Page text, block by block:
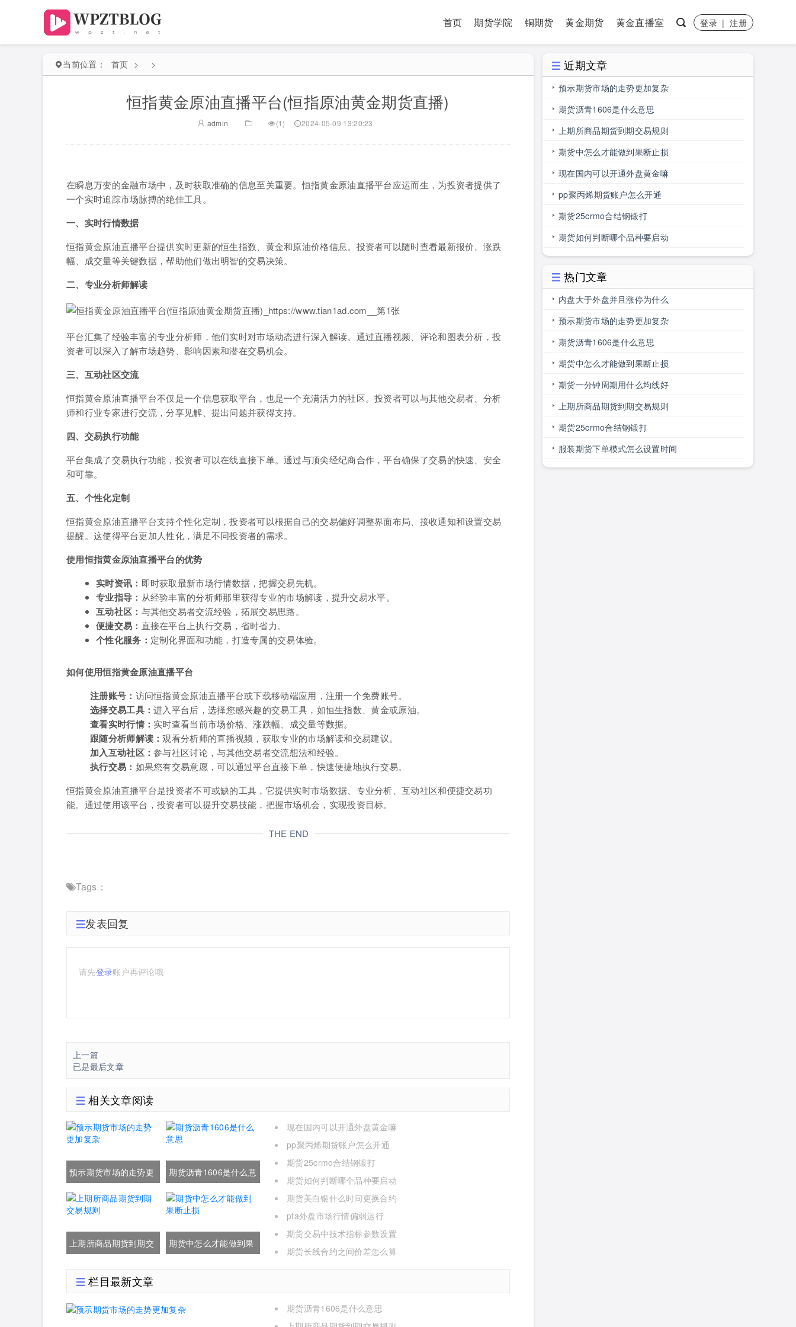
首页 期货学院 铜期货 黄金期货 黄金直播室 登录|注册
当前位置： 首页 > >
恒指黄金原油直播平台(恒指原油黄金期货直播)
admin (1) 2024-05-09 13:20:23
在瞬息万变的金融市场中，及时获取准确的信息至关重要。恒指黄金原油直播平台应运而生，为投资者提供了
一个实时追踪市场脉搏的绝佳工具。
一、实时行情数据
恒指黄金原油直播平台提供实时更新的恒生指数、黄金和原油价格信息。投资者可以随时查看最新报价、涨跌
幅、成交量等关键数据，帮助他们做出明智的交易决策。
二、专业分析师解读
平台汇集了经验丰富的专业分析师，他们实时对市场动态进行深入解读。通过直播视频、评论和图表分析，投
资者可以深入了解市场趋势、影响因素和潜在交易机会。
三、互动社区交流
恒指黄金原油直播平台不仅是一个信息获取平台，也是一个充满活力的社区。投资者可以与其他交易者、分析
师和行业专家进行交流，分享见解、提出问题并获得支持。
四、交易执行功能
平台集成了交易执行功能，投资者可以在线直接下单。通过与顶尖经纪商合作，平台确保了交易的快速、安全
和可靠。
五、个性化定制
恒指黄金原油直播平台支持个性化定制，投资者可以根据自己的交易偏好调整界面布局、接收通知和设置交易
提醒。这使得平台更加人性化，满足不同投资者的需求。
使用恒指黄金原油直播平台的优势
实时资讯： 即时获取最新市场行情数据，把握交易先机。
专业指导： 从经验丰富的分析师那里获得专业的市场解读，提升交易水平。
互动社区： 与其他交易者交流经验，拓展交易思路。
便捷交易： 直接在平台上执行交易，省时省力。
个性化服务： 定制化界面和功能，打造专属的交易体验。
如何使用恒指黄金原油直播平台
注册账号： 访问恒指黄金原油直播平台或下载移动端应用，注册一个免费账号。
选择交易工具：进入平台后，选择您感兴趣的交易工具，如恒生指数、黄金或原油。
查看实时行情： 实时查看当前市场价格、涨跌幅、成交量等数据。
跟随分析师解读：观看分析师的直播视频，获取专业的市场解读和交易建议。
加入互动社区：参与社区讨论，与其他交易者交流想法和经验。
执行交易： 如果您有交易意愿，可以通过平台直接下单，快速便捷地执行交易。
恒指黄金原油直播平台是投资者不可或缺的工具，它提供实时市场数据、专业分析、互动社区和便捷交易功
能。通过使用该平台，投资者可以提升交易技能，把握市场机会，实现投资目标。
THE END
Tags：
发表回复
请先登录账户再评论哦
上一篇
已是最后文章
相关文章阅读
预示期货市场的走势更
加复杂
期货沥青1606是什么意
思
上期所商品期货到期交
期货中怎么才能做到果
现在国内可以开通外盘黄金嘛
pp聚丙烯期货账户怎么开通
期货25crmo合结钢锻打
期货如何判断哪个品种要启动
期货美白银什么时间更换合约
pta外盘市场行情偏弱运行
期货交易中技术指标参数设置
期货长线合约之间价差怎么算
栏目最新文章
期货沥青1606是什么意思
近期文章
预示期货市场的走势更加复杂
期货沥青1606是什么意思
上期所商品期货到期交易规则
期货中怎么才能做到果断止损
现在国内可以开通外盘黄金嘛
pp聚丙烯期货账户怎么开通
期货25crmo合结钢锻打
期货如何判断哪个品种要启动
热门文章
内盘大于外盘并且涨停为什么
预示期货市场的走势更加复杂
期货沥青1606是什么意思
期货中怎么才能做到果断止损
期货一分钟周期用什么均线好
上期所商品期货到期交易规则
期货25crmo合结钢锻打
服装期货下单模式怎么设置时间